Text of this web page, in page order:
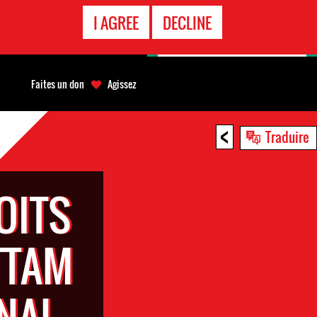
I AGREE DECLINE
< Traduire
Faites un don Agissez
D'URGENCE